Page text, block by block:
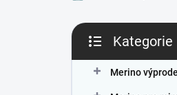
P
s
kategorie
Kategorie
Merino